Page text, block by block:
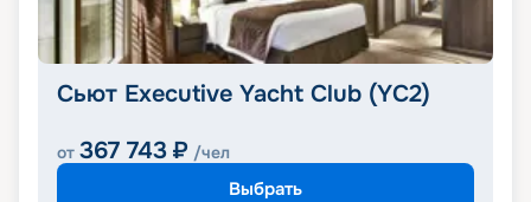
Сьют Executive Yacht Club (YC2)
от 367 743 ₽ /чел
Выбрать